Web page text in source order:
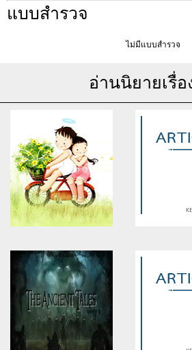
แบบสำรวจ
ไม่มีแบบสำรวจ
อ่านนิยายเรื่อ
Warning: Use of undefined
constant article_topic -
assumed 'article_topic' (this
will throw an Error in a future
version of PHP) in
/home/keedkean/domains/keedkean.com/
on line
เธอใช่ไหมคือเนื้อคู่
assumed
will throw an